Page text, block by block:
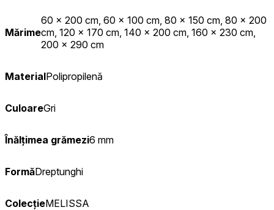
Mărime
60 x 200 cm, 60 x 100 cm, 80 x 150 cm, 80 x 200
cm, 120 x 170 cm, 140 x 200 cm, 160 x 230 cm,
200 x 290 cm
MaterialPolipropilenă
CuloareGri
Înălțimea grămezi6 mm
FormăDreptunghi
ColecțieMELISSA